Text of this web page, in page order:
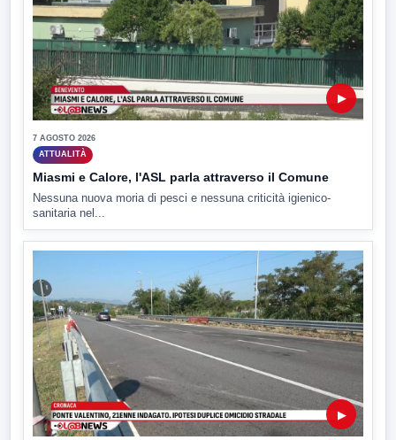
▶
7 AGOSTO 2026
ATTUALITÀ
Miasmi e Calore, l'ASL parla attraverso il Comune
Nessuna nuova moria di pesci e nessuna criticità igienico-
sanitaria nel...
▶